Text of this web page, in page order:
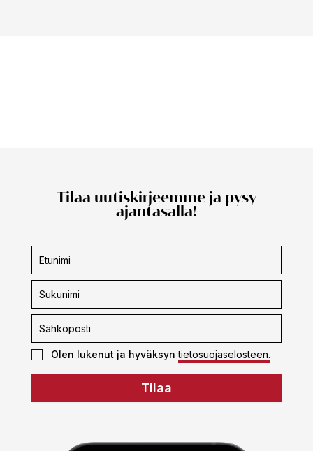
Tilaa uutiskirjeemme ja pysy
ajantasalla!
Uutiskirjeen
tilaus
Olen lukenut ja hyväksyntietosuojaselosteen.
Tilaa